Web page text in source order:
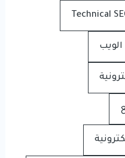
Technical